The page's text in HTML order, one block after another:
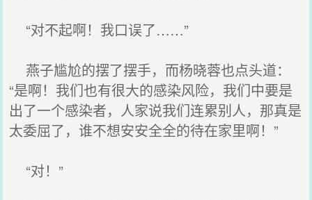
“对不起啊！我口误了……”
燕子尴尬的摆了摆手，而杨晓蓉也点头道：
“是啊！我们也有很大的感染风险，我们中要是
出了一个感染者，人家说我们连累别人，那真是
太委屈了，谁不想安安全全的待在家里啊！”
“对！”